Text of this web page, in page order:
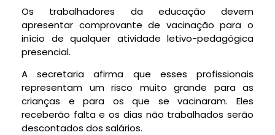
Os trabalhadores da educação devem
apresentar comprovante de vacinação para o
início de qualquer atividade letivo-pedagógica
presencial.
A secretaria afirma que esses profissionais
representam um risco muito grande para as
crianças e para os que se vacinaram. Eles
receberão falta e os dias não trabalhados serão
descontados dos salários.